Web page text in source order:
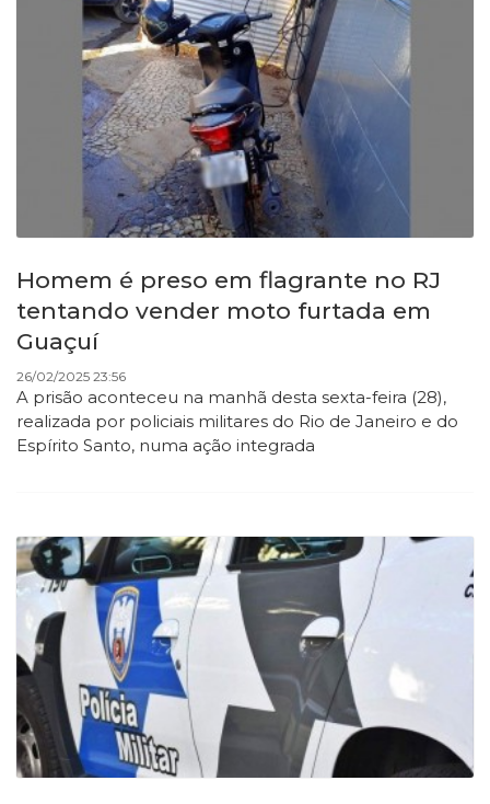
Homem é preso em flagrante no RJ
tentando vender moto furtada em
Guaçuí
26/02/2025 23:56
A prisão aconteceu na manhã desta sexta-feira (28),
realizada por policiais militares do Rio de Janeiro e do
Espírito Santo, numa ação integrada